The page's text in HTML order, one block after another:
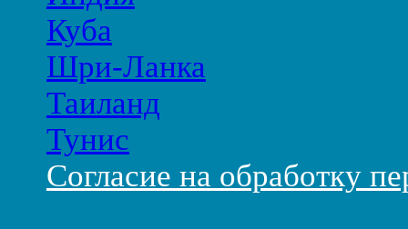
Куба
Шри-Ланка
Таиланд
Тунис
Согласие на обработку